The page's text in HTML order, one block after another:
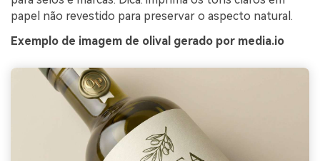
papel não revestido para preservar o aspecto natural.
Exemplo de imagem de olival gerado por media.io